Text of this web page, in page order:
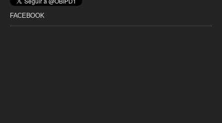
FACEBOOK